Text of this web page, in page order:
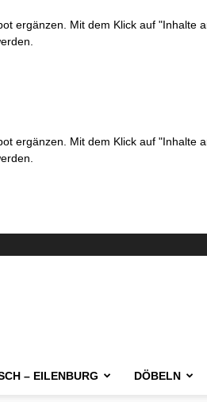
ergänzen. Mit dem Klick auf
ergänzen. Mit dem Klick auf
– EILENBURG DÖBELN